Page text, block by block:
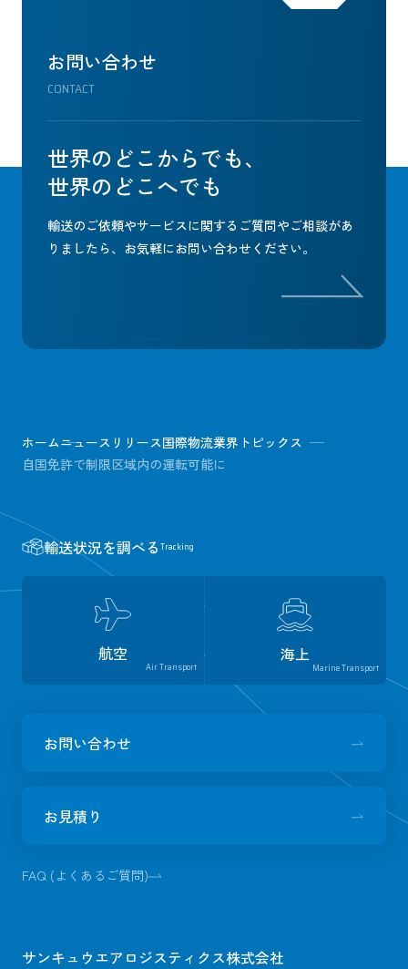
お問い合わせ
CONTACT
世界のどこからでも、
世界のどこへでも
輸送のご依頼やサービスに関するご質問やご相談があ
りましたら、 お気軽にお問い合わせください。
ホームニュースリリース国際物流業界トピックス
自国免許で制限区域内の運転可能に
輸送状況を調べる Tracking
航空
Air Transport
海上
Marine Transport
お問い合わせ
お見積り
FAQ (よくあるご質問)
サンキュウエアロジスティクス株式会社